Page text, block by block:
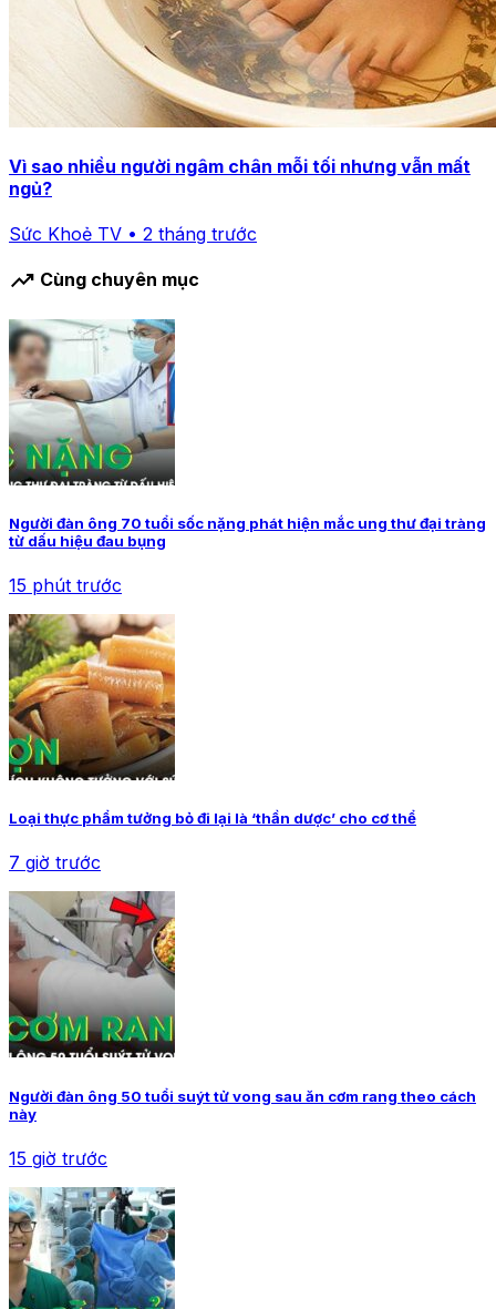
Vì sao nhiều người ngâm chân mỗi tối nhưng vẫn mất
ngủ?
Sức Khoẻ TV • 2 tháng trước
trending_up Cùng chuyên mục
Người đàn ông 70 tuổi sốc nặng phát hiện mắc ung thư đại tràng
từ dấu hiệu đau bụng
15 phút trước
Loại thực phẩm tưởng bỏ đi lại là ‘thần dược’ cho cơ thể
7 giờ trước
Người đàn ông 50 tuổi suýt tử vong sau ăn cơm rang theo cách
này
15 giờ trước